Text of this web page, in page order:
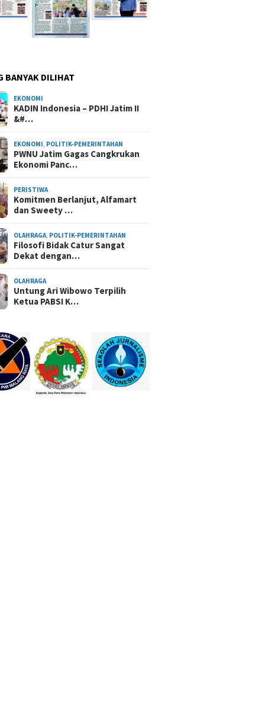
BANYAK DILIHAT
EKONOMI
KADIN Indonesia – PDHI Jatim II
&#…
EKONOMI, POLITIK-PEMERINTAHAN
PWNU Jatim Gagas Cangkrukan
Ekonomi Panc…
PERISTIWA
Komitmen Berlanjut, Alfamart
dan Sweety …
OLAHRAGA, POLITIK-PEMERINTAHAN
Filosofi Bidak Catur Sangat
Dekat dengan…
OLAHRAGA
Untung Ari Wibowo Terpilih
Ketua PABSI K…